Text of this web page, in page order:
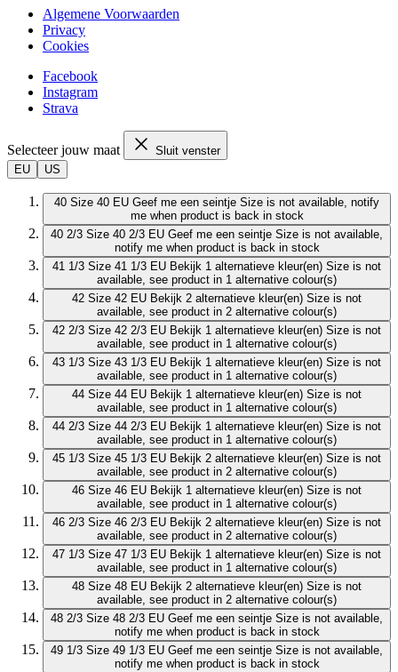
Algemene Voorwaarden
Privacy
Cookies
Facebook
Instagram
Strava
Selecteer jouw maat
Sluit venster
EU
US
40 Size 40 EU Geef me een seintje Size is not available, notify
me when product is back in stock
40 2/3 Size 40 2/3 EU Geef me een seintje Size is not available,
notify me when product is back in stock
41 1/3 Size 41 1/3 EU Bekijk 1 alternatieve kleur(en) Size is not
available, see product in 1 alternative colour(s)
42 Size 42 EU Bekijk 2 alternatieve kleur(en) Size is not
available, see product in 2 alternative colour(s)
42 2/3 Size 42 2/3 EU Bekijk 1 alternatieve kleur(en) Size is not
available, see product in 1 alternative colour(s)
43 1/3 Size 43 1/3 EU Bekijk 1 alternatieve kleur(en) Size is not
available, see product in 1 alternative colour(s)
44 Size 44 EU Bekijk 1 alternatieve kleur(en) Size is not
available, see product in 1 alternative colour(s)
44 2/3 Size 44 2/3 EU Bekijk 1 alternatieve kleur(en) Size is not
available, see product in 1 alternative colour(s)
45 1/3 Size 45 1/3 EU Bekijk 2 alternatieve kleur(en) Size is not
available, see product in 2 alternative colour(s)
46 Size 46 EU Bekijk 1 alternatieve kleur(en) Size is not
available, see product in 1 alternative colour(s)
46 2/3 Size 46 2/3 EU Bekijk 2 alternatieve kleur(en) Size is not
available, see product in 2 alternative colour(s)
47 1/3 Size 47 1/3 EU Bekijk 1 alternatieve kleur(en) Size is not
available, see product in 1 alternative colour(s)
48 Size 48 EU Bekijk 2 alternatieve kleur(en) Size is not
available, see product in 2 alternative colour(s)
48 2/3 Size 48 2/3 EU Geef me een seintje Size is not available,
notify me when product is back in stock
49 1/3 Size 49 1/3 EU Geef me een seintje Size is not available,
notify me when product is back in stock